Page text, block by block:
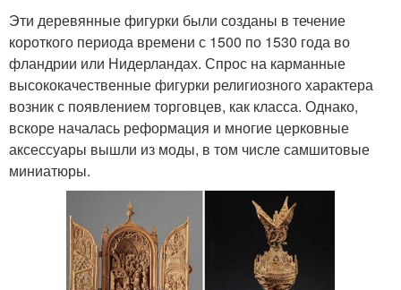
Эти деревянные фигурки были созданы в течение
короткого периода времени с 1500 по 1530 года во
фландрии или Нидерландах. Спрос на карманные
высококачественные фигурки религиозного характера
возник с появлением торговцев, как класса. Однако,
вскоре началась реформация и многие церковные
аксессуары вышли из моды, в том числе самшитовые
миниатюры.